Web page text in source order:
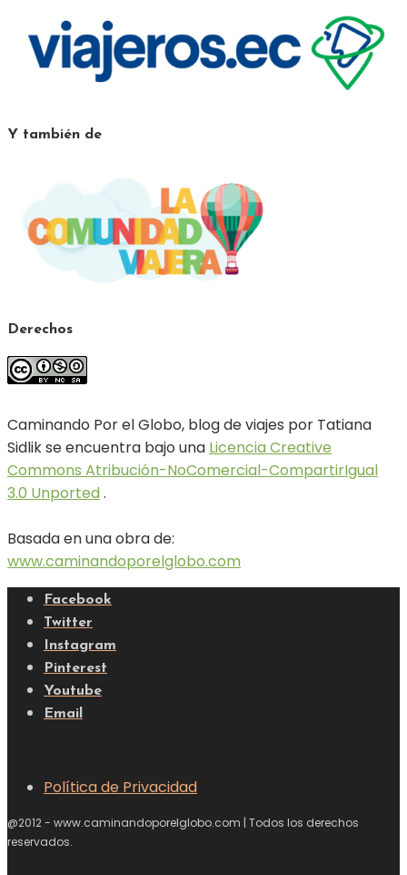
Y también de
Derechos
Caminando Por el Globo, blog de viajes por Tatiana
Sidlik se encuentra bajo una Licencia Creative
Commons Atribución-NoComercial-CompartirIgual
3.0 Unported.
Basada en una obra de:
www.caminandoporelglobo.com
Facebook
Twitter
Instagram
Pinterest
Youtube
Email
Política de Privacidad
@2012 - www.caminandoporelglobo.com | Todos los derechos
reservados.